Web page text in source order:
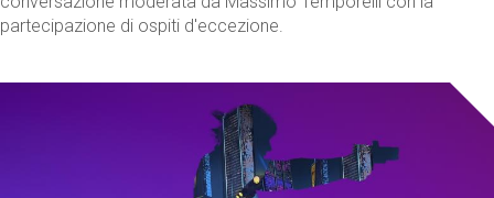
partecipazione di ospiti d'eccezione.